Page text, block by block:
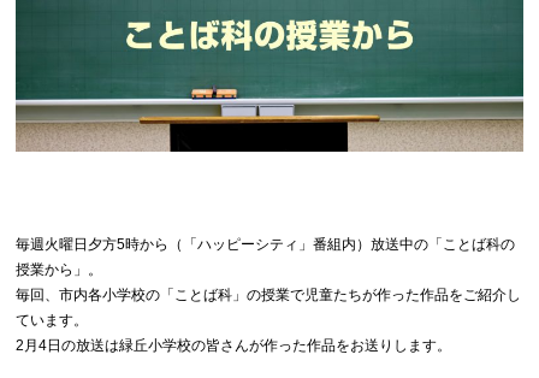
毎週火曜日夕方5時から（「ハッピーシティ」番組内）放送中の「ことば科の
授業から」。
毎回、市内各小学校の「ことば科」の授業で児童たちが作った作品をご紹介し
ています。
2月4日の放送は緑丘小学校の皆さんが作った作品をお送りします。